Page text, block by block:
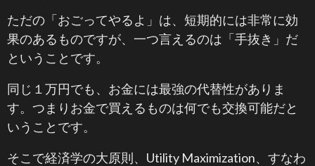
ただの「おごってやるよ」は、短期的には非常に効
果のあるものですが、一つ言えるのは「手抜き」だ
ということです。
同じ１万円でも、お金には最強の代替性がありま
す。つまりお金で買えるものは何でも交換可能だと
いうことです。
そこで経済学の大原則、Utility Maximization、すなわ